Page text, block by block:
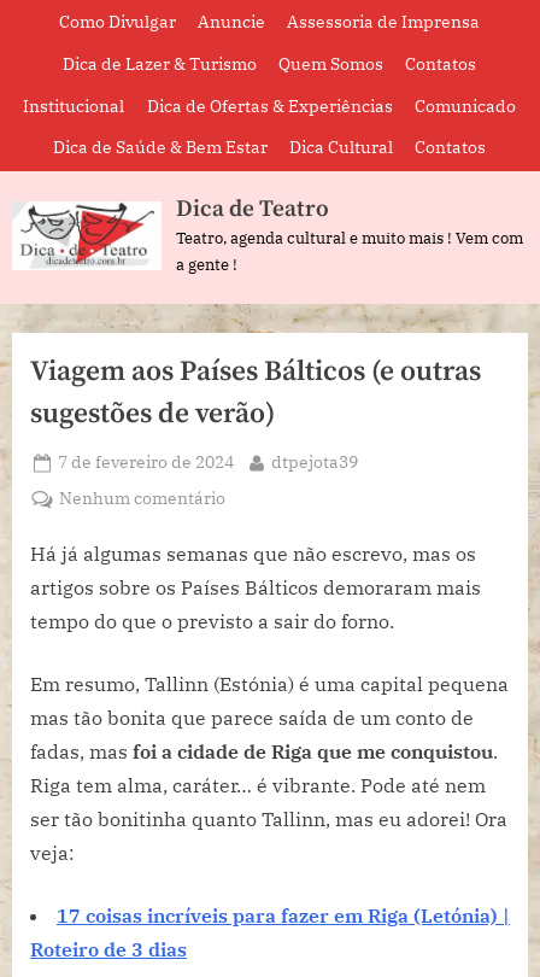
Como Divulgar Anuncie
Assessoria de Imprensa
Dica de Lazer & Turismo
Quem Somos
Contatos
Institucional
Dica de Ofertas & Experiências
Comunicado
Dica de Saúde & Bem Estar
Dica Cultural Contatos
Dica de Teatro
Teatro, agenda cultural e muito mais ! Vem com
a gente !
Viagem aos Países Bálticos (e outras
sugestões de verão)
Posted
on
7 de fevereiro de 2024 By
dtpejota39
Nenhum comentário
aos
Países
(e
sugestões
de
verão)
Há já algumas semanas que não escrevo, mas os
artigos sobre os Países Bálticos demoraram mais
tempo do que o previsto a sair do forno.
Em resumo, Tallinn (Estónia) é uma capital pequena
mas tão bonita que parece saída de um conto de
fadas, mas foi a cidade de Riga que me conquistou.
Riga tem alma, caráter… é vibrante. Pode até nem
ser tão bonitinha quanto Tallinn, mas eu adorei! Ora
veja:
17 coisas incríveis para fazer em Riga (Letónia) |
Roteiro de 3 dias